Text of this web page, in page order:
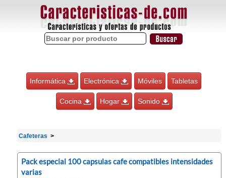
Informática Electrónica Móviles Tabletas
Cocina Hogar Sonido
Cafeteras
Pack especial 100 capsulas cafe compatibles intensidades
varias